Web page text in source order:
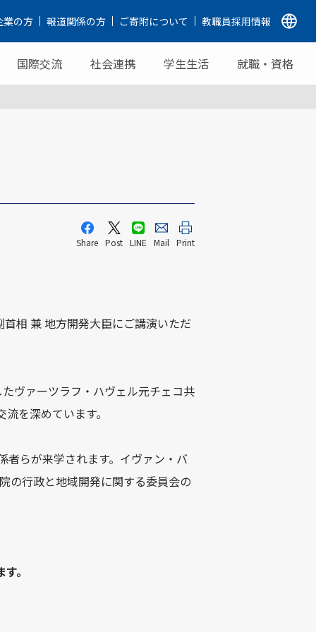
業の方 報道関係の方 ご寄附について 教職員採用情報
国際交流 社会連携 学生生活 就職・資格
Share Post LINE Mail Print
相 兼 地方開発大臣にご講演いただ
ヴァーツラフ・ハヴェル元チェコ共
を深めています。
らが来学されます。イヴァン・バ
の行政と地域開発に関する委員会の
。